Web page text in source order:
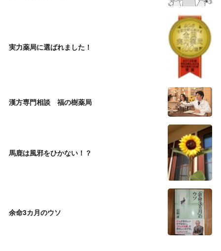
実力薬局に選ばれました！
漢方専門相談 福の樹薬局
馬鹿は風邪をひかない！？
余命3カ月のウソ